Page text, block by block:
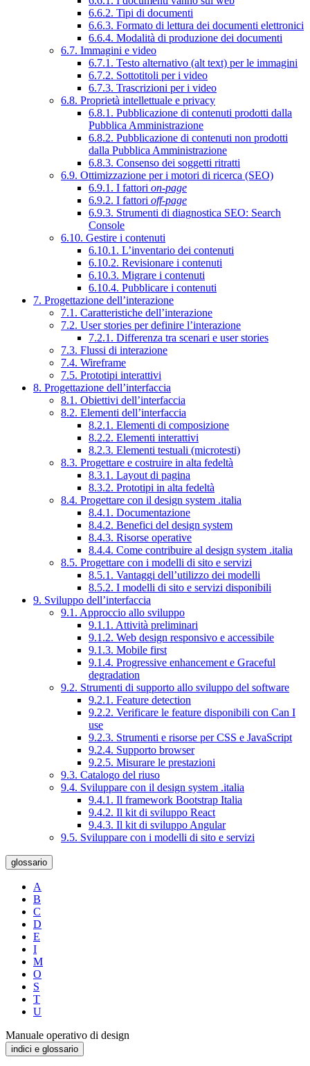
6.6.2. Tipi di documenti
6.6.3. Formato di lettura dei documenti elettronici
6.6.4. Modalità di produzione dei documenti
6.7. Immagini e video
6.7.1. Testo alternativo (alt text) per le immagini
6.7.2. Sottotitoli per i video
6.7.3. Trascrizioni per i video
6.8. Proprietà intellettuale e privacy
6.8.1. Pubblicazione di contenuti prodotti dalla
Pubblica Amministrazione
6.8.2. Pubblicazione di contenuti non prodotti
dalla Pubblica Amministrazione
6.8.3. Consenso dei soggetti ritratti
6.9. Ottimizzazione per i motori di ricerca (SEO)
6.9.1. I fattori on-page
6.9.2. I fattori off-page
6.9.3. Strumenti di diagnostica SEO: Search
Console
6.10. Gestire i contenuti
6.10.1. L’inventario dei contenuti
6.10.2. Revisionare i contenuti
6.10.3. Migrare i contenuti
6.10.4. Pubblicare i contenuti
7. Progettazione dell’interazione
7.1. Caratteristiche dell’interazione
7.2. User stories per definire l’interazione
7.2.1. Differenza tra scenari e user stories
7.3. Flussi di interazione
7.4. Wireframe
7.5. Prototipi interattivi
8. Progettazione dell’interfaccia
8.1. Obiettivi dell’interfaccia
8.2. Elementi dell’interfaccia
8.2.1. Elementi di composizione
8.2.2. Elementi interattivi
8.2.3. Elementi testuali (microtesti)
8.3. Progettare e costruire in alta fedeltà
8.3.1. Layout di pagina
8.3.2. Prototipi in alta fedeltà
8.4. Progettare con il design system .italia
8.4.1. Documentazione
8.4.2. Benefici del design system
8.4.3. Risorse operative
8.4.4. Come contribuire al design system .italia
8.5. Progettare con i modelli di sito e servizi
8.5.1. Vantaggi dell’utilizzo dei modelli
8.5.2. I modelli di sito e servizi disponibili
9. Sviluppo dell’interfaccia
9.1. Approccio allo sviluppo
9.1.1. Attività preliminari
9.1.2. Web design responsivo e accessibile
9.1.3. Mobile first
9.1.4. Progressive enhancement e Graceful
degradation
9.2. Strumenti di supporto allo sviluppo del software
9.2.1. Feature detection
9.2.2. Verificare le feature disponibili con Can I
use
9.2.3. Strumenti e risorse per CSS e JavaScript
9.2.4. Supporto browser
9.2.5. Misurare le prestazioni
9.3. Catalogo del riuso
9.4. Sviluppare con il design system .italia
9.4.1. Il framework Bootstrap Italia
9.4.2. Il kit di sviluppo React
9.4.3. Il kit di sviluppo Angular
9.5. Sviluppare con i modelli di sito e servizi
glossario
A
B
C
D
E
I
M
O
S
T
U
Manuale operativo di design
indici e glossario